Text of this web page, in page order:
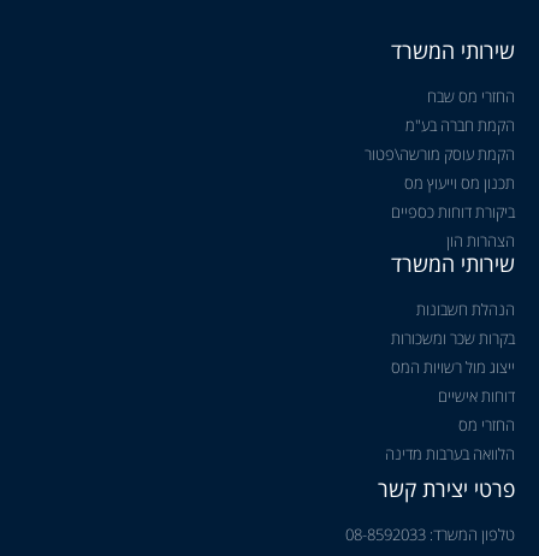
שירותי המשרד
החזרי מס שבח
הקמת חברה בע"מ
הקמת עוסק מורשה\פטור
תכנון מס וייעוץ מס
ביקורת דוחות כספיים
הצהרות הון
שירותי המשרד
הנהלת חשבונות
בקרות שכר ומשכורות
ייצוג מול רשויות המס
דוחות אישיים
החזרי מס
הלוואה בערבות מדינה
פרטי יצירת קשר
טלפון המשרד: 08-8592033